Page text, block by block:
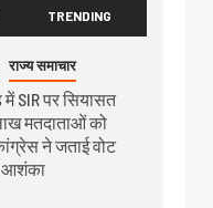
TRENDING
राज्य समाचार
में SIR पर सियासत
मतदाताओं को
ने जताई वोट
आशंका